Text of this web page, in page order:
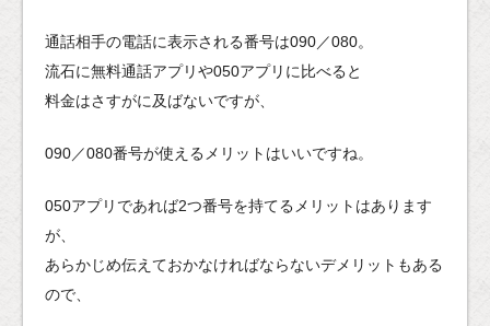
通話相手の電話に表示される番号は090／080。
流石に無料通話アプリや050アプリに比べると
料金はさすがに及ばないですが、
090／080番号が使えるメリットはいいですね。
050アプリであれば2つ番号を持てるメリットはあります
が、
あらかじめ伝えておかなければならないデメリットもある
ので、